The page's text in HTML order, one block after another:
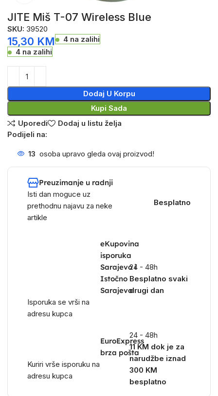
JITE Miš T-07 Wireless Blue
SKU: 39520
15,30 KM
4 na zalihi
4 na zalihi
Dodaj U Korpu
Kupi Sada
Uporedi
Dodaj u listu želja
Podijeli na:
13 osoba upravo gleda ovaj proizvod!
Preuzimanje u radnji
Isti dan moguce uz
prethodnu najavu za neke
artikle
Besplatno
eKupovina
isporuka
Sarajevo i
Istočno
Sarajevo
Isporuka se vrši na
adresu kupca
24 - 48h
Besplatno svaki
drugi dan
EuroExpress
brza pošta
Kuriri vrše isporuku na
adresu kupca
24 - 48h
11 KM dok je za
narudžbe iznad
300 KM
besplatno